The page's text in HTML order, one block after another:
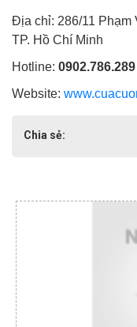
Địa chỉ: 286/11 Phạm
TP. Hồ Chí Minh
Hotline: 0902.786.289
Website:
Chia sẻ: